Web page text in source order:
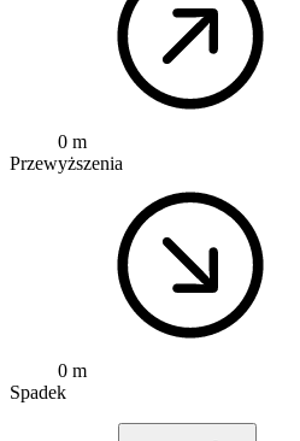
0 m
Przewyższenia
0 m
Spadek